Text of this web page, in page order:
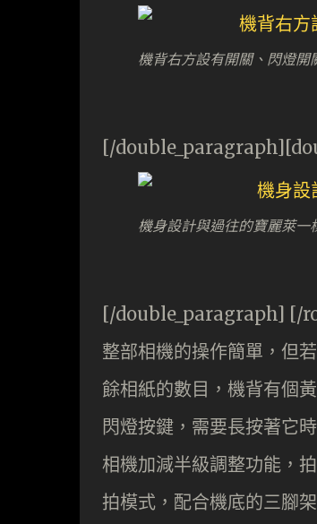
機背右方設有開關、閃燈開
[/
機身設計與過往的寶麗萊一
[/double_paragraph] [/
整部相機的操作簡單，但
餘相紙的數目，機背有個
閃燈按鍵，需要長按著它
相機加減半級調整功能，
拍模式，配合機底的三腳